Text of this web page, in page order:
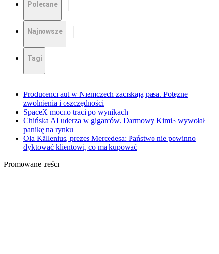
Polecane
Najnowsze
Tagi
Producenci aut w Niemczech zaciskają pasa. Potężne
zwolnienia i oszczędności
SpaceX mocno traci po wynikach
Chińska AI uderza w gigantów. Darmowy Kimi3 wywołał
panikę na rynku
Ola Källenius, prezes Mercedesa: Państwo nie powinno
dyktować klientowi, co ma kupować
Promowane treści